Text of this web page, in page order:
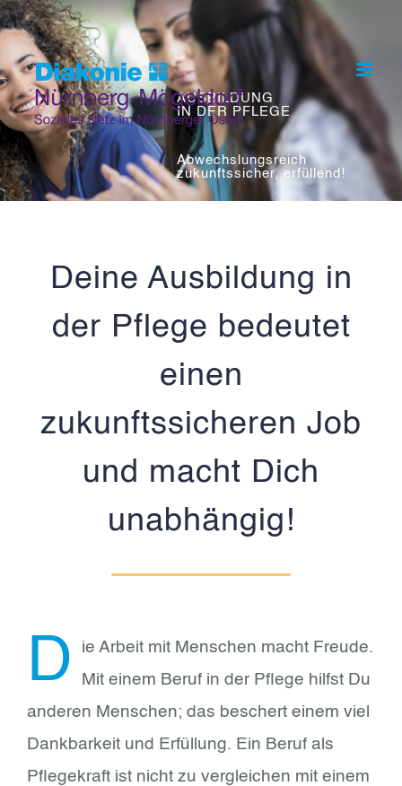
Skip
content
AUSBILDUNG
IN DER PFLEGE
Abwechslungsreich
zukunftssicher, erfüllend!
Deine Ausbildung in
der Pflege bedeutet
einen
zukunftssicheren Job
und macht Dich
unabhängig!
D
ie Arbeit mit Menschen macht Freude.
Mit einem Beruf in der Pflege hilfst Du
anderen Menschen; das beschert einem viel
Dankbarkeit und Erfüllung. Ein Beruf als
Pflegekraft ist nicht zu vergleichen mit einem